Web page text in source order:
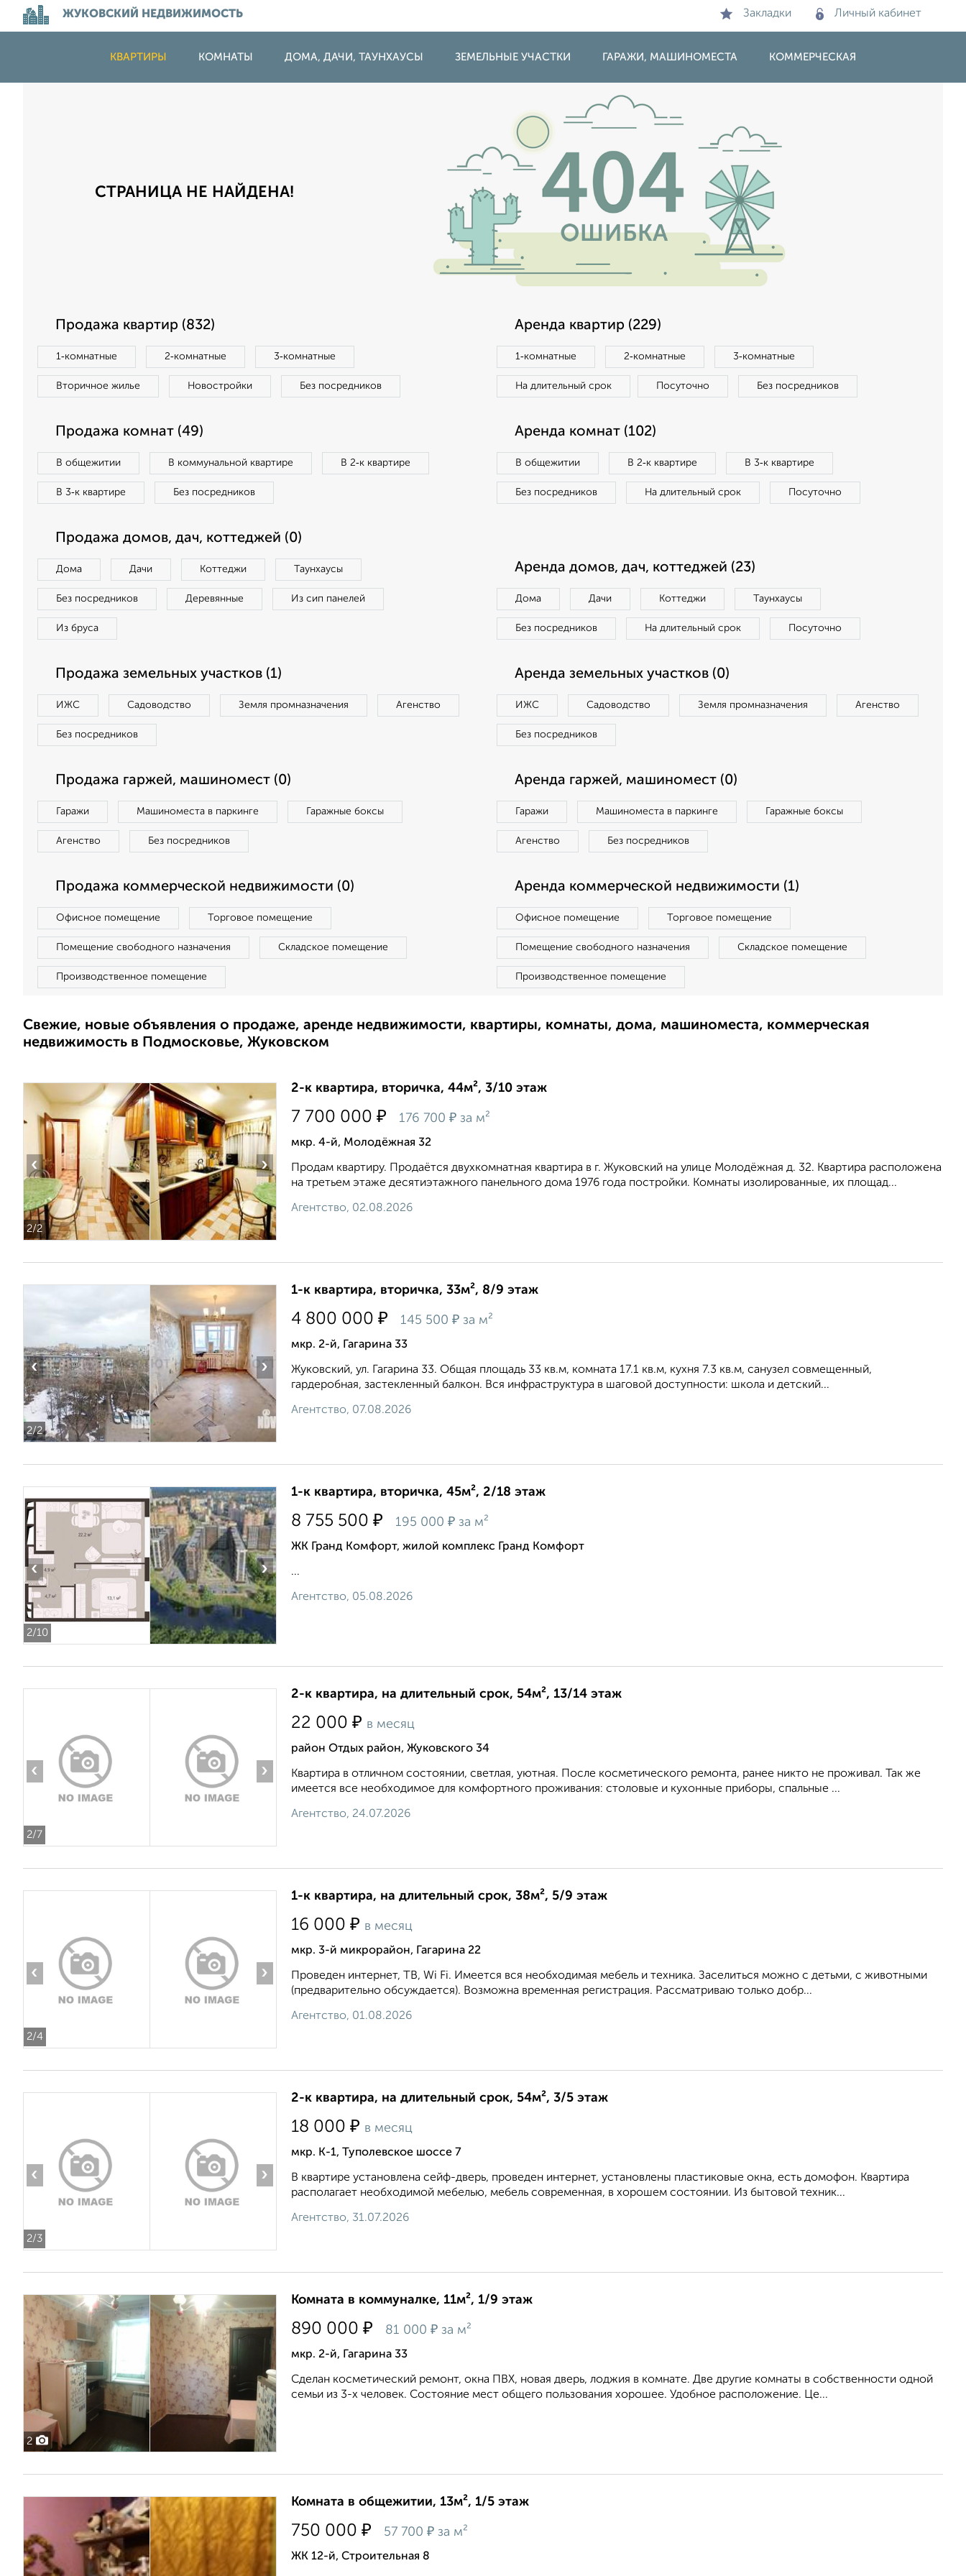
ЖУКОВСКИЙ НЕДВИЖИМОСТЬ Закладки Личный кабинет
КВАРТИРЫ КОМНАТЫ ДОМА, ДАЧИ, ТАУНХАУСЫ ЗЕМЕЛЬНЫЕ УЧАСТКИ ГАРАЖИ, МАШИНОМЕСТА КОММЕРЧЕСКАЯ
СТРАНИЦА НЕ НАЙДЕНА!
Продажа квартир (832)
1‑комнатные 2‑комнатные 3‑комнатные
Вторичное жилье Новостройки Без посредников
Аренда квартир (229)
1‑комнатные 2‑комнатные 3‑комнатные
На длительный срок Посуточно Без посредников
Продажа комнат (49)
В общежитии В коммунальной квартире В 2‑к квартире
В 3‑к квартире Без посредников
Аренда комнат (102)
В общежитии В 2‑к квартире В 3‑к квартире
Без посредников На длительный срок Посуточно
Продажа домов, дач, коттеджей (0)
Дома Дачи Коттеджи Таунхаусы
Без посредников Деревянные Из сип панелей
Из бруса
Аренда домов, дач, коттеджей (23)
Дома Дачи Коттеджи Таунхаусы
Без посредников На длительный срок Посуточно
Продажа земельных участков (1)
ИЖС Садоводство Земля промназначения Агенство
Без посредников
Аренда земельных участков (0)
ИЖС Садоводство Земля промназначения Агенство
Без посредников
Продажа гаржей, машиномест (0)
Гаражи Машиноместа в паркинге Гаражные боксы
Агенство Без посредников
Аренда гаржей, машиномест (0)
Гаражи Машиноместа в паркинге Гаражные боксы
Агенство Без посредников
Продажа коммерческой недвижимости (0)
Офисное помещение Торговое помещение
Помещение свободного назначения Складское помещение
Производственное помещение
Аренда коммерческой недвижимости (1)
Офисное помещение Торговое помещение
Помещение свободного назначения Складское помещение
Производственное помещение
Свежие, новые объявления о продаже, аренде недвижимости, квартиры, комнаты, дома, машиноместа, коммерческая
недвижимость в Подмосковье, Жуковском
2/2
‹ ›
2-к квартира, вторичка, 44м², 3/10 этаж
7 700 000 ₽ 176 700 ₽ за м²
мкр. 4-й, Молодёжная 32
Продам квартиру. Продаётся двухкомнатная квартира в г. Жуковский на улице Молодёжная д. 32. Квартира расположена
на третьем этаже десятиэтажного панельного дома 1976 года постройки. Комнаты изолированные, их площад...
Агентство, 02.08.2026
2/2
‹ ›
1-к квартира, вторичка, 33м², 8/9 этаж
4 800 000 ₽ 145 500 ₽ за м²
мкр. 2-й, Гагарина 33
Жуковский, ул. Гагарина 33. Общая площадь 33 кв.м, комната 17.1 кв.м, кухня 7.3 кв.м, санузел совмещенный,
гардеробная, застекленный балкон. Вся инфраструктура в шаговой доступности: школа и детский...
Агентство, 07.08.2026
2/10
‹ ›
1-к квартира, вторичка, 45м², 2/18 этаж
8 755 500 ₽ 195 000 ₽ за м²
ЖК Гранд Комфорт, жилой комплекс Гранд Комфорт
...
Агентство, 05.08.2026
2/7
‹ ›
2-к квартира, на длительный срок, 54м², 13/14 этаж
22 000 ₽ в месяц
район Отдых район, Жуковского 34
Квартира в отличном состоянии, светлая, уютная. После косметического ремонта, ранее никто не проживал. Так же
имеется все необходимое для комфортного проживания: столовые и кухонные приборы, спальные ...
Агентство, 24.07.2026
2/4
‹ ›
1-к квартира, на длительный срок, 38м², 5/9 этаж
16 000 ₽ в месяц
мкр. 3-й микрорайон, Гагарина 22
Проведен интернет, ТВ, Wi Fi. Имеется вся необходимая мебель и техника. Заселиться можно с детьми, с животными
(предварительно обсуждается). Возможна временная регистрация. Рассматриваю только добр...
Агентство, 01.08.2026
2/3
‹ ›
2-к квартира, на длительный срок, 54м², 3/5 этаж
18 000 ₽ в месяц
мкр. К-1, Туполевское шоссе 7
В квартире установлена сейф-дверь, проведен интернет, установлены пластиковые окна, есть домофон. Квартира
располагает необходимой мебелью, мебель современная, в хорошем состоянии. Из бытовой техник...
Агентство, 31.07.2026
2
Комната в коммуналке, 11м², 1/9 этаж
890 000 ₽ 81 000 ₽ за м²
мкр. 2-й, Гагарина 33
Сделан косметический ремонт, окна ПВХ, новая дверь, лоджия в комнате. Две другие комнаты в собственности одной
семьи из 3-х человек. Состояние мест общего пользования хорошее. Удобное расположение. Це...
Комната в общежитии, 13м², 1/5 этаж
750 000 ₽ 57 700 ₽ за м²
ЖК 12-й, Строительная 8